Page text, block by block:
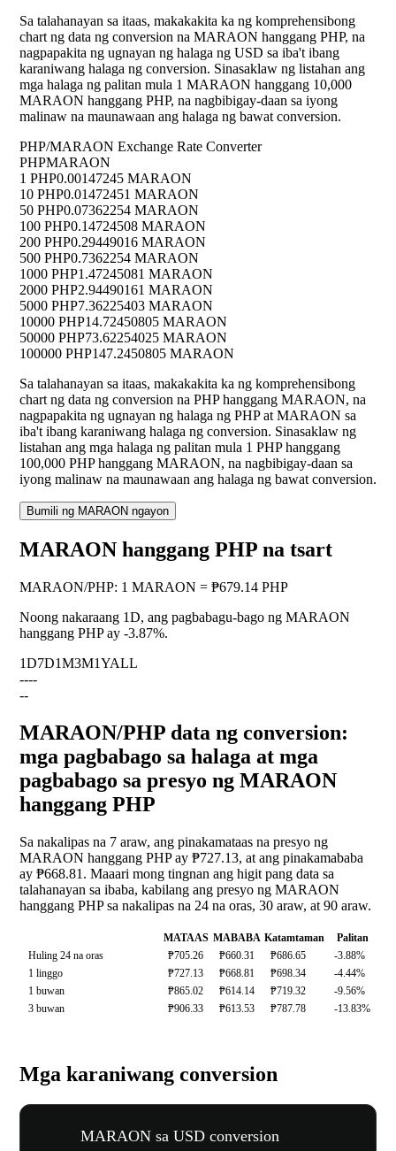
Sa talahanayan sa itaas, makakakita ka ng komprehensibong
chart ng data ng conversion na MARAON hanggang PHP, na
nagpapakita ng ugnayan ng halaga ng USD sa iba't ibang
karaniwang halaga ng conversion. Sinasaklaw ng listahan ang
mga halaga ng palitan mula 1 MARAON hanggang 10,000
MARAON hanggang PHP, na nagbibigay-daan sa iyong
malinaw na maunawaan ang halaga ng bawat conversion.
PHP/MARAON Exchange Rate Converter
PHPMARAON
1 PHP0.00147245 MARAON
10 PHP0.01472451 MARAON
50 PHP0.07362254 MARAON
100 PHP0.14724508 MARAON
200 PHP0.29449016 MARAON
500 PHP0.7362254 MARAON
1000 PHP1.47245081 MARAON
2000 PHP2.94490161 MARAON
5000 PHP7.36225403 MARAON
10000 PHP14.72450805 MARAON
50000 PHP73.62254025 MARAON
100000 PHP147.2450805 MARAON
Sa talahanayan sa itaas, makakakita ka ng komprehensibong
chart ng data ng conversion na PHP hanggang MARAON, na
nagpapakita ng ugnayan ng halaga ng PHP at MARAON sa
iba't ibang karaniwang halaga ng conversion. Sinasaklaw ng
listahan ang mga halaga ng palitan mula 1 PHP hanggang
100,000 PHP hanggang MARAON, na nagbibigay-daan sa
iyong malinaw na maunawaan ang halaga ng bawat conversion.
Bumili ng MARAON ngayon
MARAON hanggang PHP na tsart
MARAON/PHP: 1 MARAON = ₱679.14 PHP
Noong nakaraang 1D, ang pagbabagu-bago ng MARAON
hanggang PHP ay -3.87%.
1D7D1M3M1YALL
----
--
MARAON/PHP data ng conversion:
mga pagbabago sa halaga at mga
pagbabago sa presyo ng MARAON
hanggang PHP
Sa nakalipas na 7 araw, ang pinakamataas na presyo ng
MARAON hanggang PHP ay ₱727.13, at ang pinakamababa
ay ₱668.81. Maaari mong tingnan ang higit pang data sa
talahanayan sa ibaba, kabilang ang presyo ng MARAON
hanggang PHP sa nakalipas na 24 na oras, 30 araw, at 90 araw.
MATAAS MABABA Katamtaman
Palitan
Huling 24 na oras
₱705.26 ₱660.31 ₱686.65
-3.88%
1 linggo
₱727.13 ₱668.81 ₱698.34
-4.44%
1 buwan
₱865.02 ₱614.14 ₱719.32
-9.56%
3 buwan
₱906.33 ₱613.53 ₱787.78 -13.83%
Mga karaniwang conversion
MARAON sa USD conversion